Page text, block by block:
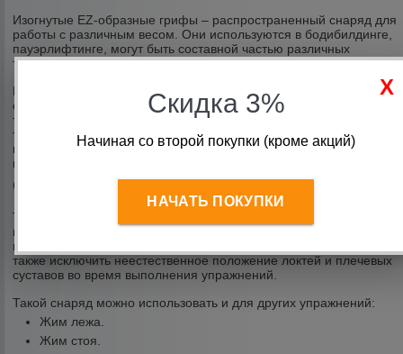
Изогнутые EZ-образные грифы – распространенный снаряд для
работы с различным весом. Они используются в бодибилдинге,
пауэрлифтинге, могут быть составной частью различных
тренажеров или силовых комплексов.
Интернет-магазин «Спорт 96» предлагает купить Изогнутые EZ-
образные грифы по доступной цене. Оперативно доставляем
товары по Екатеринбургу, отправляем в регионы РФ
транспортными компаниями. Для помощи в выборе или
консультации, уточнения цен или другой технической
информации, свяжитесь с менеджерами компании.
Особенности EZ-образного грифа
Такие модели являются основными при работе с бицепсом или
выполнении
позволяет значительно уменьшить уровень нагрузки на кисти, а
также исключить неестественное положение локтей и плечевых
суставов во время выполнения упражнений.
Такой снаряд можно использовать и для других упражнений:
Жим лежа.
Жим стоя.
Скидка 3%
Начиная со второй покупки (кроме акций)
НАЧАТЬ ПОКУПКИ